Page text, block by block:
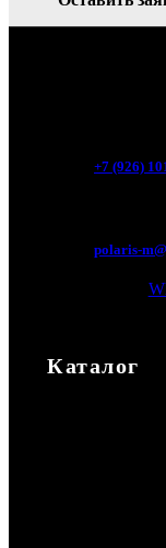
+7 (926)
polaris-
Каталог